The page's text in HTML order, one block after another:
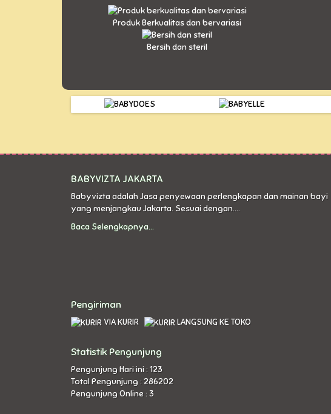
Produk Berkualitas dan bervariasi
Bersih dan steril
BABYVIZTA JAKARTA
Babyvizta adalah Jasa penyewaan perlengkapan dan mainan bayi
yang menjangkau Jakarta. Sesuai dengan....
Baca Selengkapnya...
Pengiriman
VIA KURIR LANGSUNG KE TOKO
Statistik Pengunjung
Pengunjung Hari ini : 123
Total Pengunjung : 286202
Pengunjung Online : 3